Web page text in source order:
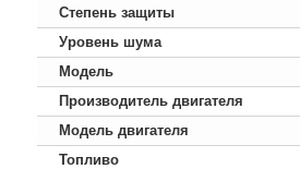
Степень защиты
Уровень шума
Модель
Производитель двигателя
Модель двигателя
Топливо